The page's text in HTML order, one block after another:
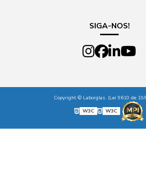
SIGA-NOS!
Copyright © Laborglas. (Lei 9610 de
W3C
W3C